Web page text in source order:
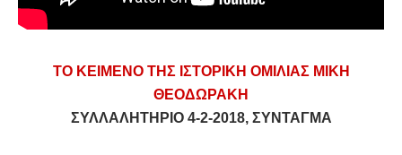
ΤΟ ΚΕΙΜΕΝΟ ΤΗΣ ΙΣΤΟΡΙΚΗ ΟΜΙΛΙΑΣ ΜΙΚΗ
ΘΕΟΔΩΡΑΚΗ
ΣΥΛΛΑΛΗΤΗΡΙΟ 4-2-2018, ΣΥΝΤΑΓΜΑ